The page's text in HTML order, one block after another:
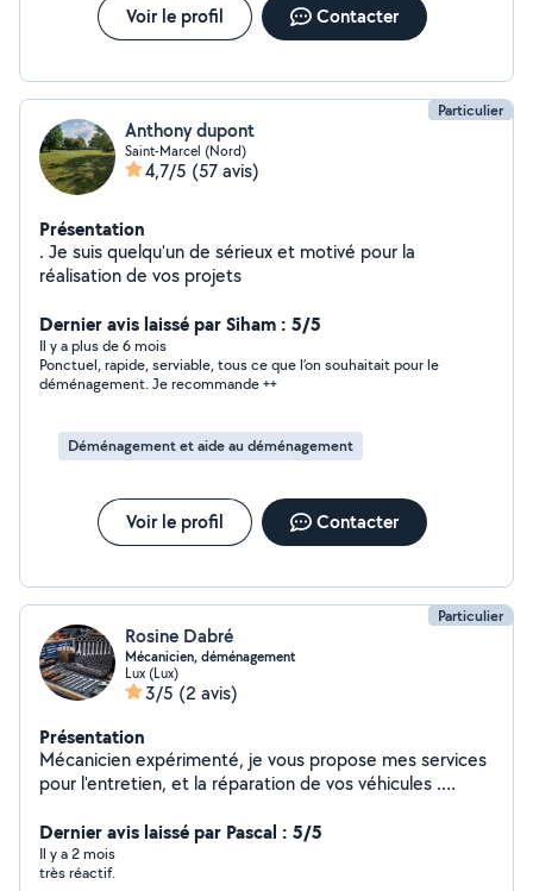
Voir le profil Contacter
Particulier
Anthony dupont
Saint-Marcel (Nord)
4,7/5 (57 avis)
Présentation
. Je suis quelqu'un de sérieux et motivé pour la
réalisation de vos projets
Dernier avis laissé par Siham : 5/5
Il y a plus de 6 mois
Ponctuel, rapide, serviable, tous ce que l’on souhaitait pour le
déménagement. Je recommande ++
Déménagement et aide au déménagement
Voir le profil Contacter
Particulier
Rosine Dabré
Mécanicien, déménagement
Lux (Lux)
3/5 (2 avis)
Présentation
Mécanicien expérimenté, je vous propose mes services
pour l'entretien, et la réparation de vos véhicules .
Disponible également pour aider aux déménagement
Dernier avis laissé par Pascal : 5/5
Il y a 2 mois
très réactif.